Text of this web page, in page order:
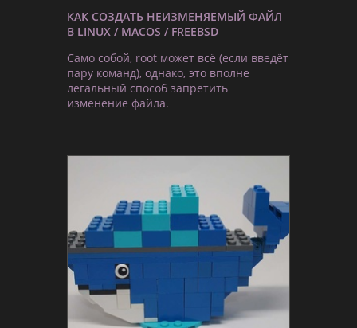
КАК СОЗДАТЬ НЕИЗМЕНЯЕМЫЙ ФАЙЛ
В LINUX / MACOS / FREEBSD
Само собой, root может всё (если введёт
пару команд), однако, это вполне
легальный способ запретить
изменение файла.